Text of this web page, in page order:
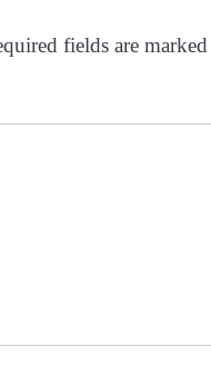
fields are marked